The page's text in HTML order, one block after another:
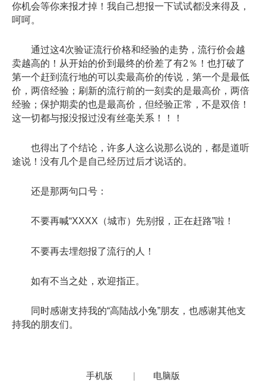
你机会等你来报才掉！我自己想报一下试试都没来得及，
呵呵。
通过这4次验证流行价格和经验的走势，流行价会越
卖越高的！从开始的价到最终的价差了有2％！也打破了
第一个赶到流行地的可以卖最高价的传说，第一个是最低
价，两倍经验；刷新的流行前的一刻卖的是最高价，两倍
经验；保护期卖的也是最高价，但经验正常，不是双倍！
这一切都与报没报过没有丝毫关系！！！
也得出了个结论，许多人这么说那么说的，都是道听
途说！没有几个是自己经历过后才说话的。
还是那两句口号：
不要再喊“XXXX（城市）先别报，正在赶路”啦！
不要再去埋怨报了流行的人！
如有不当之处，欢迎指正。
同时感谢支持我的“高陆战小兔”朋友，也感谢其他支
持我的朋友们。
手机版 | 电脑版